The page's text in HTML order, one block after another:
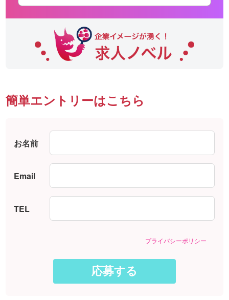
簡単エントリーはこちら
お名前
Email
TEL
プライバシーポリシー